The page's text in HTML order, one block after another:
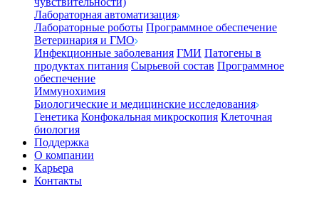
Лабораторная автоматизация
Лабораторные роботы Программное обеспечение
Ветеринария и ГМО
Инфекционные заболевания ГМИ Патогены в
продуктах питания Сырьевой состав Программное
обеспечение
Иммунохимия
Биологические и медицинские исследования
Генетика Конфокальная микроскопия Клеточная
биология
Поддержка
О компании
Карьера
Контакты